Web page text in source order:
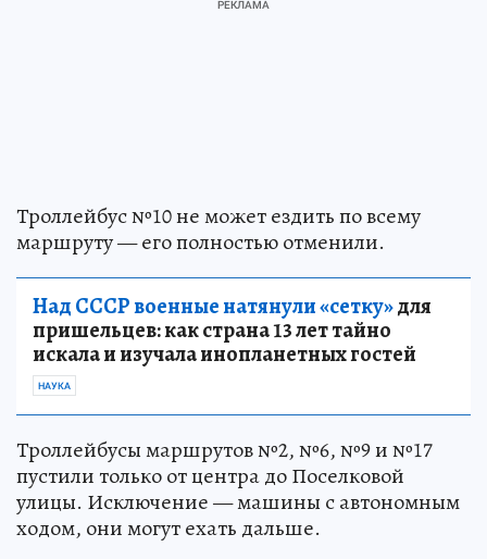
Троллейбус №10 не может ездить по всему
маршруту — его полностью отменили.
Над СССР военные натянули «сетку»для
пришельцев: как страна 13 лет тайно
искала и изучала инопланетных гостей
НАУКА
Троллейбусы маршрутов №2, №6, №9 и №17
пустили только от центра до Поселковой
улицы. Исключение — машины с автономным
ходом, они могут ехать дальше.